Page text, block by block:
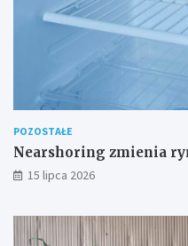
POZOSTAŁE
Nearshoring zmienia
15 lipca 2026